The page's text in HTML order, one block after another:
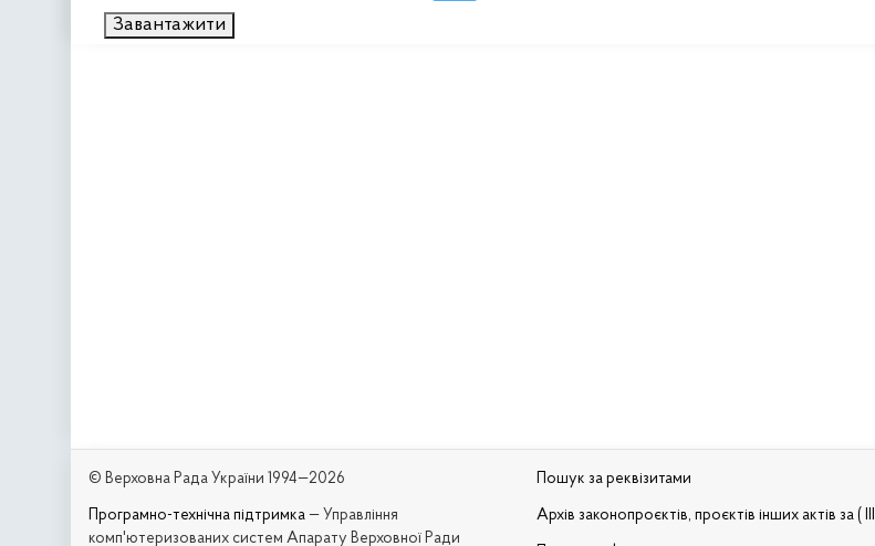
Завантажити
© Верховна Рада України 1994—2026
Програмно-технічна підтримка — Управління
комп'ютеризованих систем Апарату Верховної Ради
Пошук за реквізитами
Архів законопроєктів, проєктів інших актів за (